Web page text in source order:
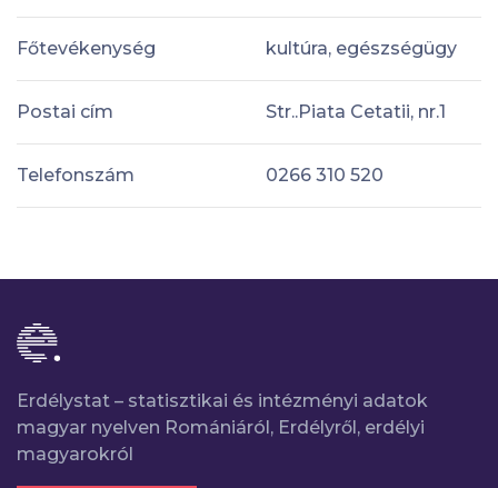
Főtevékenység kultúra, egészségügy
Postai cím Str..Piata Cetatii, nr.1
Telefonszám 0266 310 520
Erdélystat – statisztikai és intézményi adatok
magyar nyelven Romániáról, Erdélyről, erdélyi
magyarokról